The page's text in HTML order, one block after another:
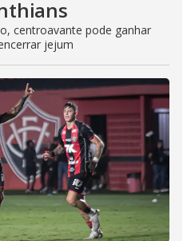
centroavante pode ganhar
jejum